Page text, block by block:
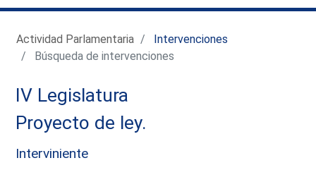
Actividad Parlamentaria
Intervenciones
Búsqueda de intervenciones
IV Legislatura
Proyecto de ley.
Interviniente